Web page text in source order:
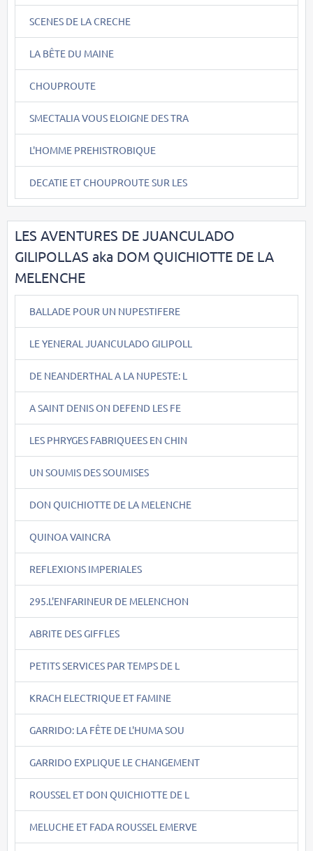
SCENES DE LA CRECHE
LA BÊTE DU MAINE
CHOUPROUTE
SMECTALIA VOUS ELOIGNE DES TRA
L'HOMME PREHISTROBIQUE
DECATIE ET CHOUPROUTE SUR LES
LES AVENTURES DE JUANCULADO
GILIPOLLAS aka DOM QUICHIOTTE DE LA
MELENCHE
BALLADE POUR UN NUPESTIFERE
LE YENERAL JUANCULADO GILIPOLL
DE NEANDERTHAL A LA NUPESTE: L
A SAINT DENIS ON DEFEND LES FE
LES PHRYGES FABRIQUEES EN CHIN
UN SOUMIS DES SOUMISES
DON QUICHIOTTE DE LA MELENCHE
QUINOA VAINCRA
REFLEXIONS IMPERIALES
295.L'ENFARINEUR DE MELENCHON
ABRITE DES GIFFLES
PETITS SERVICES PAR TEMPS DE L
KRACH ELECTRIQUE ET FAMINE
GARRIDO: LA FÊTE DE L'HUMA SOU
GARRIDO EXPLIQUE LE CHANGEMENT
ROUSSEL ET DON QUICHIOTTE DE L
MELUCHE ET FADA ROUSSEL EMERVE